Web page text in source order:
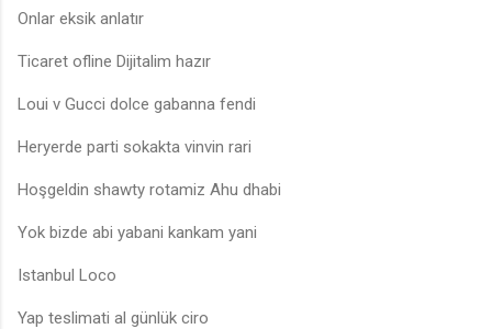
Onlar eksik anlatır
Ticaret ofline Dijitalim hazır
Loui v Gucci dolce gabanna fendi
Heryerde parti sokakta vinvin rari
Hoşgeldin shawty rotamiz Ahu dhabi
Yok bizde abi yabani kankam yani
Istanbul Loco
Yap teslimati al günlük ciro